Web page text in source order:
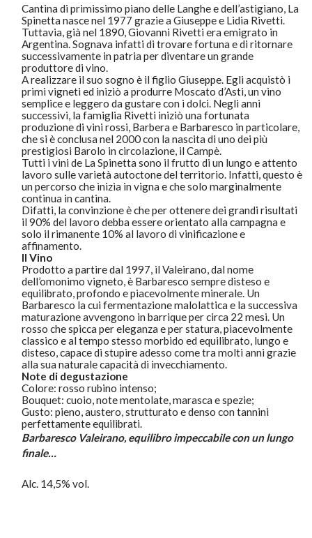
Cantina di primissimo piano delle Langhe e dell’astigiano, La
Spinetta nasce nel 1977 grazie a Giuseppe e Lidia Rivetti.
Tuttavia, già nel 1890, Giovanni Rivetti era emigrato in
Argentina. Sognava infatti di trovare fortuna e di ritornare
successivamente in patria per diventare un grande
produttore di vino.
A realizzare il suo sogno è il figlio Giuseppe. Egli acquistò i
primi vigneti ed iniziò a produrre Moscato d’Asti, un vino
semplice e leggero da gustare con i dolci. Negli anni
successivi, la famiglia Rivetti iniziò una fortunata
produzione di vini rossi, Barbera e Barbaresco in particolare,
che si è conclusa nel 2000 con la nascita di uno dei più
prestigiosi Barolo in circolazione, il Campè.
Tutti i vini de La Spinetta sono il frutto di un lungo e attento
lavoro sulle varietà autoctone del territorio. Infatti, questo è
un percorso che inizia in vigna e che solo marginalmente
continua in cantina.
Difatti, la convinzione è che per ottenere dei grandi risultati
il 90% del lavoro debba essere orientato alla campagna e
solo il rimanente 10% al lavoro di vinificazione e
affinamento.
Il Vino
Prodotto a partire dal 1997, il Valeirano, dal nome
dell’omonimo vigneto, è Barbaresco sempre disteso e
equilibrato, profondo e piacevolmente minerale. Un
Barbaresco la cui fermentazione malolattica e la successiva
maturazione avvengono in barrique per circa 22 mesi. Un
rosso che spicca per eleganza e per statura, piacevolmente
classico e al tempo stesso morbido ed equilibrato, lungo e
disteso, capace di stupire adesso come tra molti anni grazie
alla sua naturale capacità di invecchiamento.
Note di degustazione
Colore: rosso rubino intenso;
Bouquet: cuoio, note mentolate, marasca e spezie;
Gusto: pieno, austero, strutturato e denso con tannini
perfettamente equilibrati.
Barbaresco Valeirano, equilibro impeccabile con un lungo
finale…
Alc. 14,5% vol.